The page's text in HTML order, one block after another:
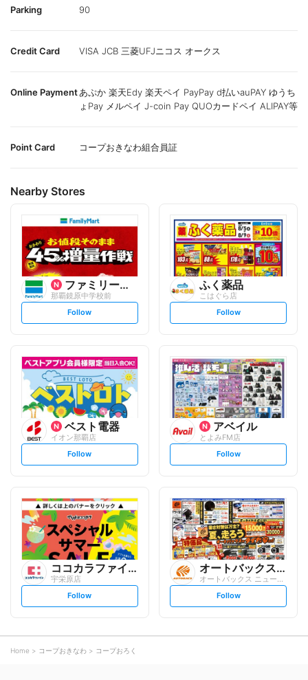
Parking 90
Credit Card VISA JCB 三菱UFJニコス オークス
Online Paymentあぷか 楽天Edy 楽天ペイ PayPay d払いauPAY ゆうち
ょPay メルペイ J-coin Pay QUOカードペイ ALIPAY等
Point Card コープおきなわ組合員証
Nearby Stores
ファミリーマート
那覇鏡原中学校前
s
t
l
o
w
Follow
ふく薬品
こはぐら店
s
t
l
o
w
Follow
ベスト電器
イオン那覇店
s
t
l
o
w
Follow
アベイル
とよみFM店
s
t
l
o
w
Follow
ココカラファイン
宇栄原店
s
t
o
w
Follow
オートバックスグループ
s
t
Follow
Home コープおきなわ コープおろく